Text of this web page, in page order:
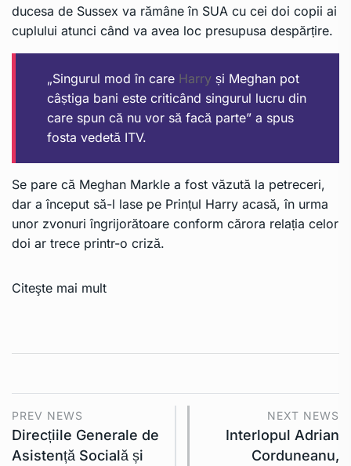
ducesa de Sussex va rămâne în SUA cu cei doi copii ai
cuplului atunci când va avea loc presupusa despărțire.
„Singurul mod în care Harry și Meghan pot
câștiga bani este criticând singurul lucru din
care spun că nu vor să facă parte” a spus
fosta vedetă ITV.
Se pare că Meghan Markle a fost văzută la petreceri,
dar a început să-l lase pe Prințul Harry acasă, în urma
unor zvonuri îngrijorătoare conform cărora relația celor
doi ar trece printr-o criză.
Citeşte mai mult
PREV NEWS
Direcțiile Generale de
Asistență Socială și
NEXT NEWS
Interlopul Adrian
Corduneanu,